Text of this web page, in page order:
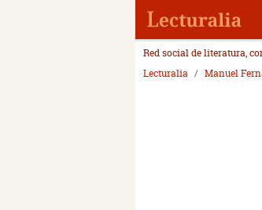
Red social de literatura,
Lecturalia
Manuel